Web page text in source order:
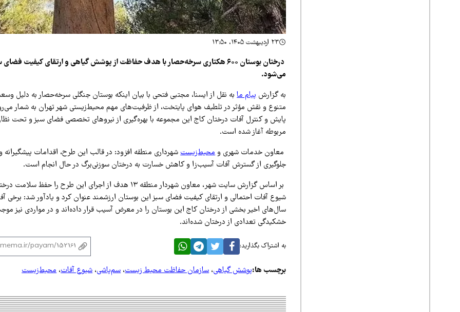
۲۳ اردیبهشت ۱۴۰۵، ۱۳:۵۰
درختان بوستان ۶۰۰ هکتاری سرخه‌حصار با هدف حفاظت از پوشش گیاهی و ارتقای کیفیت
می‌شود.
به گزارشپیام مابه نقل از ایسنا، مجتبی فتحی با بیان اینکه بوستان جنگلی سرخه‌حصار به دلیل
متنوع و نقش مؤثر در تلطیف هوای پایتخت، از ظرفیت‌های مهم محیط‌زیستی شهر تهران به شمار
پایش و کنترل آفات درختان کاج این مجموعه با بهره‌گیری از نیروهای تخصصی فضای سبز و تحت
مربوطه آغاز شده است.
معاون خدمات شهری ومحیط‌زیستشهرداری منطقه افزود: در قالب این طرح، اقدامات پیشگیرانه و
جلوگیری از گسترش آفات آسیب‌زا و کاهش خسارت به درختان سوزنی‌برگ در حال انجام است.
بر اساس گزارش سایت شهر، معاون شهردار منطقه ۱۳ هدف از اجرای این طرح را
شیوع آفات احتمالی و ارتقای کیفیت فضای سبز این بوستان ارزشمند عنوان کرد و یادآور شد: برخی
سال‌های اخیر بخشی از درختان کاج این بوستان را در معرض آسیب قرار داده‌اند و در مواردی نیز
خشکیدگی تعدادی از درختان شده‌اند.
به اشتراک بگذارید:
برچسب ها:پوشش گیاهی،سازمان حفاظت محیط زیست،سم‌پاشی،شیوع آفات،محیط‌زیست